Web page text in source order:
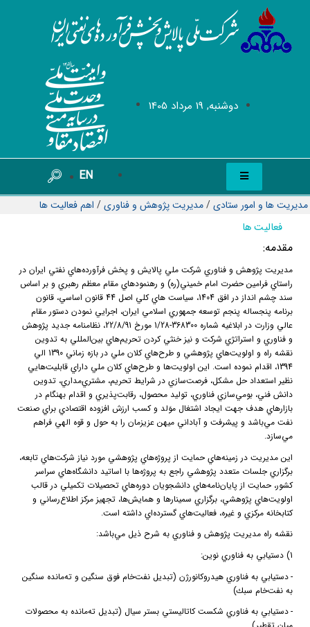
دوشنبه, 19 مرداد 1405
EN
مدیریت ها و امور ستادی/مدیریت پژوهش و فناوری/ اهم فعالیت ها
فعالیت ها
مقدمه:
مديريت پژوهش و فناوري شركت ملي پالايش و پخش فرآورده‌هاي نفتي ايران در
راستاي فرامين حضرت امام خميني(ره) و رهنمودهاي مقام معظم رهبري و بر اساس
سند چشم انداز در افق 1404، سياست هاي كلي اصل 44 قانون اساسي، قانون
برنامه پنجساله پنجم توسعه جمهوري اسلامي ايران، اجرايي نمودن دستور مقام
عالي وزارت در ابلاغيه شماره 368300-1/28 مورخ 22/8/91، نظامنامه جديد پژوهش
و فناوري و استراتژي شركت و نيز خنثي كردن تحريم‌هاي بين‌المللي به تدوين
نقشه راه و اولويت‌هاي پژوهشي و طرح‌هاي كلان ملي در بازه زماني 1390 الي
1394، اقدام نموده است. اين اولويت‌ها و طرح‌هاي كلان ملي داراي قابليت‌هايي
نظير استعداد حل مشكل، فرصت‌سازي در شرايط تحريم، مشتري‌مداري، تدوين
دانش فني، بومي‌سازي فناوري، توليد محصول، رقابت‌پذيري و اقدام بهنگام در
بازارهاي هدف جهت ايجاد اشتغال موَلد و كسب ارزش افزوده اقتصادي براي صنعت
نفت مي‌باشد و پيشرفت و آباداني ميهن عزيزمان را به حول و قوه الهي فراهم
مي‌سازد.
اين مديريت در زمينه‌هاي حمايت از پروژه‌هاي پژوهشي مورد نياز شركت‌هاي تابعه،
برگزاري جلسات متعدد پژوهشي راجع به پروژه‌ها با اساتيد دانشگاه‌هاي سراسر
كشور، حمايت از پايان‌نامه‌هاي دانشجويان دوره‌هاي تحصيلات تكميلي در قالب
اولويت‌هاي پژوهشي، برگزاري سمينارها و همايش‌ها، تجهيز مركز اطلاع‌رساني و
كتابخانه مركزي و غيره، فعاليت‌هاي گسترده‌اي داشته است.
نقشه راه مديريت پژوهش و فناوري به شرح ذيل مي‌باشد:
1) دستيابي به فناوري نوين:
-دستيابي به فناوري هيدروكانورژن (تبديل نفت‌خام فوق سنگين و ته‌مانده سنگين
به نفت‌خام سبك)
-دستيابي به فناوري شكست كاتاليستي بستر سيال (تبديل ته‌مانده به محصولات